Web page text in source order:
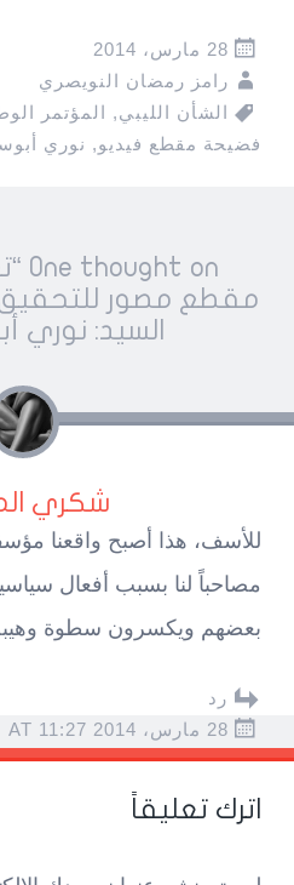
28 مارس، 2014
رامز رمضان النويصري
الشأن الليبي, المؤتمر
فضيحة مقطع فيديو, نوري
Post
navigation
One thought on “
مقطع مصور للتحقيق
السيد: نوري
شكري
للأسف، هذا أصبح واقعنا
مصاحباً لنا بسبب أفعال
بعضهم ويكسرون سطوة وهيبة
رد
28 مارس، 2014 AT 11:27
اترك تعليقاً